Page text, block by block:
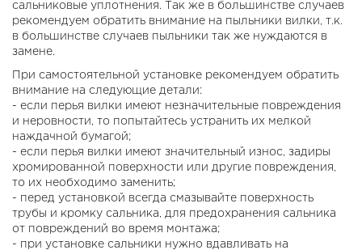
сальниковые уплотнения. Так же в большинстве случаев
рекомендуем обратить внимание на пыльники вилки, т.к.
в большинстве случаев пыльники так же нуждаются в
замене.
При самостоятельной установке рекомендуем обратить
внимание на следующие детали:
- если перья вилки имеют незначительные повреждения
и неровности, то попытайтесь устранить их мелкой
наждачной бумагой;
- если перья вилки имеют значительный износ, задиры
хромированной поверхности или другие повреждения,
то их необходимо заменить;
- перед установкой всегда смазывайте поверхность
трубы и кромку сальника, для предохранения сальника
от повреждений во время монтажа;
- при установке сальники нужно вдавливать на